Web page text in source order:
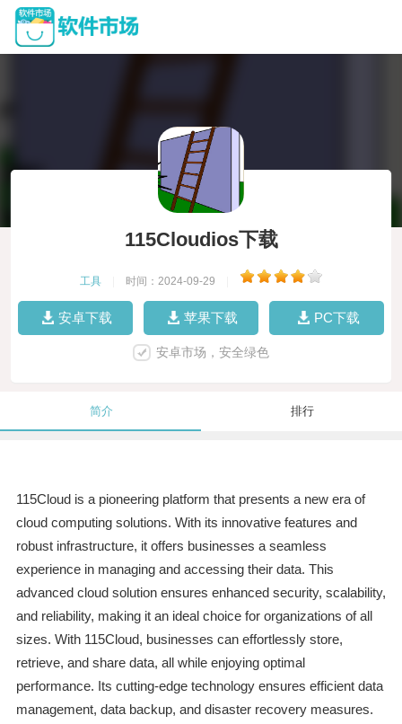
115Cloudios下载
工具 时间：2024-09-29
安卓下载 苹果下载 PC下载
安卓市场，安全绿色
简介 排行
115Cloud is a pioneering platform that presents a new era of
cloud computing solutions. With its innovative features and
robust infrastructure, it offers businesses a seamless
experience in managing and accessing their data. This
advanced cloud solution ensures enhanced security, scalability,
and reliability, making it an ideal choice for organizations of all
sizes. With 115Cloud, businesses can effortlessly store,
retrieve, and share data, all while enjoying optimal
performance. Its cutting-edge technology ensures efficient data
management, data backup, and disaster recovery measures.